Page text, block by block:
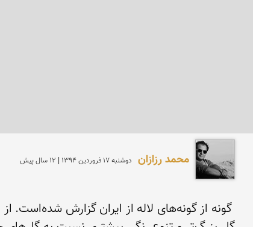
محمد رزازان دوشنبه 17 فروردين 1394 | 12 سال پیش